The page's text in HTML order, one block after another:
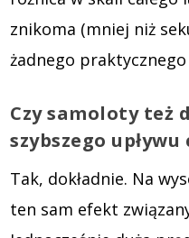
znikoma (mniej niż
żadnego
Czy samoloty też
szybszego upływu
Tak, dokładnie. Na
ten sam efekt